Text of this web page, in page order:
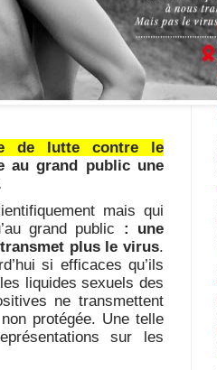
de lutte contre le
au grand public une
mais qui
grand public : une
plus le virus.
si efficaces qu’ils
liquides sexuels des
ne transmettent
protégée. Une telle
sur les